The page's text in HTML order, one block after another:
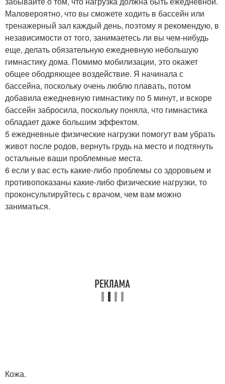
Маловероятно, что вы сможете ходить в бассейн или
тренажерный зал каждый день, поэтому я рекомендую, в
независимости от того, занимаетесь ли вы чем-нибудь
еще, делать обязательную ежедневную небольшую
гимнастику дома. Помимо мобилизации, это окажет
общее ободряющее воздействие. Я начинала с
бассейна, поскольку очень люблю плавать, потом
добавила ежедневную гимнастику по 5 минут, и вскоре
бассейн забросила, поскольку поняла, что гимнастика
обладает даже большим эффектом.
5 ежедневные физические нагрузки помогут вам убрать
живот после родов, вернуть грудь на место и подтянуть
остальные ваши проблемные места.
6 если у вас есть какие-либо проблемы со здоровьем и
противопоказаны какие-либо физические нагрузки, то
проконсультируйтесь с врачом, чем вам можно
заниматься.
Кожа.